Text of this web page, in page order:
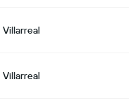
Villarreal
Villarreal